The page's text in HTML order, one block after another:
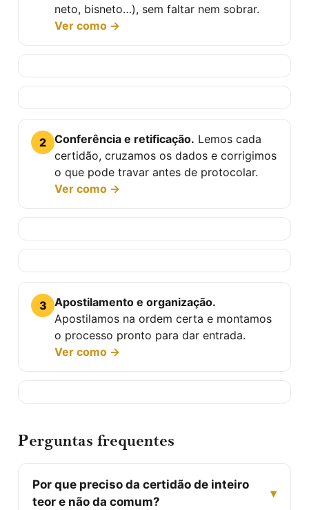
neto, bisneto…), sem faltar nem sobrar.
Ver como →
2 Conferência e retificação. Lemos cada
certidão, cruzamos os dados e corrigimos
o que pode travar antes de protocolar.
Ver como →
3 Apostilamento e organização.
Apostilamos na ordem certa e montamos
o processo pronto para dar entrada.
Ver como →
Perguntas frequentes
Por que preciso da certidão de inteiro
teor e não da comum?
▾